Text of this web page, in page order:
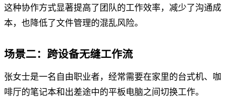
这种协作方式显著提高了团队的工作效率，减少了沟通成
本，也降低了文件管理的混乱风险。
场景二：跨设备无缝工作流
张女士是一名自由职业者，经常需要在家里的台式机、咖
啡厅的笔记本和出差途中的平板电脑之间切换工作。